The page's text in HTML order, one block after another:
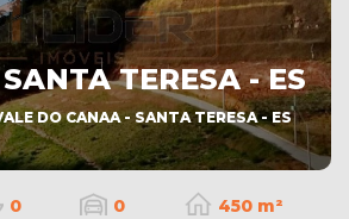
TERESA - ES
DO CANAA - SANTA TERESA - ES
0 0 450 m²